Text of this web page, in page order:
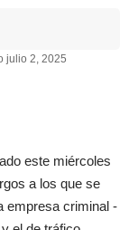
julio 2, 2025
este miércoles
a los que se
empresa criminal -